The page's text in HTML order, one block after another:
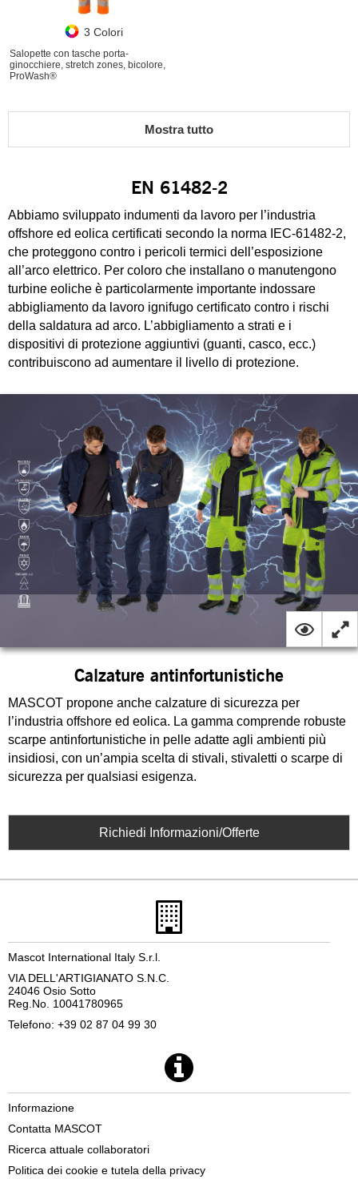
3 Colori
Salopette con tasche porta-
ginocchiere, stretch zones, bicolore,
ProWash®
Mostra tutto
EN 61482-2
Abbiamo sviluppato indumenti da lavoro per l’industria
offshore ed eolica certificati secondo la norma IEC-61482-2,
che proteggono contro i pericoli termici dell’esposizione
all’arco elettrico. Per coloro che installano o manutengono
turbine eoliche è particolarmente importante indossare
abbigliamento da lavoro ignifugo certificato contro i rischi
della saldatura ad arco. L’abbigliamento a strati e i
dispositivi di protezione aggiuntivi (guanti, casco, ecc.)
contribuiscono ad aumentare il livello di protezione.
Calzature antinfortunistiche
MASCOT propone anche calzature di sicurezza per
l’industria offshore ed eolica. La gamma comprende robuste
scarpe antinfortunistiche in pelle adatte agli ambienti più
insidiosi, con un’ampia scelta di stivali, stivaletti o scarpe di
sicurezza per qualsiasi esigenza.
Richiedi Informazioni/Offerte
Mascot International Italy S.r.l.
VIA DELL'ARTIGIANATO S.N.C.
24046 Osio Sotto
Reg.No. 10041780965
Telefono: +39 02 87 04 99 30
Informazione
Contatta MASCOT
Ricerca attuale collaboratori
Politica dei cookie e tutela della privacy